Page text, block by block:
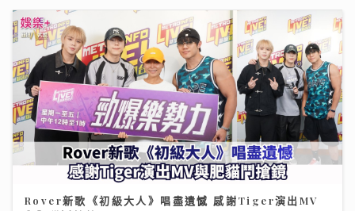
Rover新歌《初級大人》唱盡遺憾 感謝Tiger演出MV